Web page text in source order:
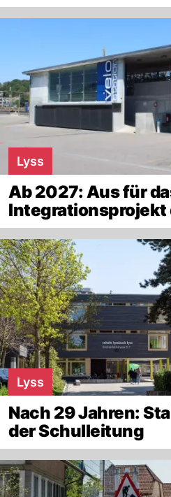
Lyss
Ab 2027: Aus für
Integrationsprojekt
Lyss
Nach 29 Jahren:
der Schulleitung